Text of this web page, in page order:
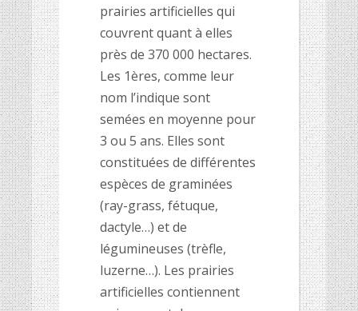
prairies artificielles qui
couvrent quant à elles
près de 370 000 hectares.
Les 1ères, comme leur
nom l’indique sont
semées en moyenne pour
3 ou 5 ans. Elles sont
constituées de différentes
espèces de graminées
(ray-grass, fétuque,
dactyle…) et de
légumineuses (trèfle,
luzerne…). Les prairies
artificielles contiennent